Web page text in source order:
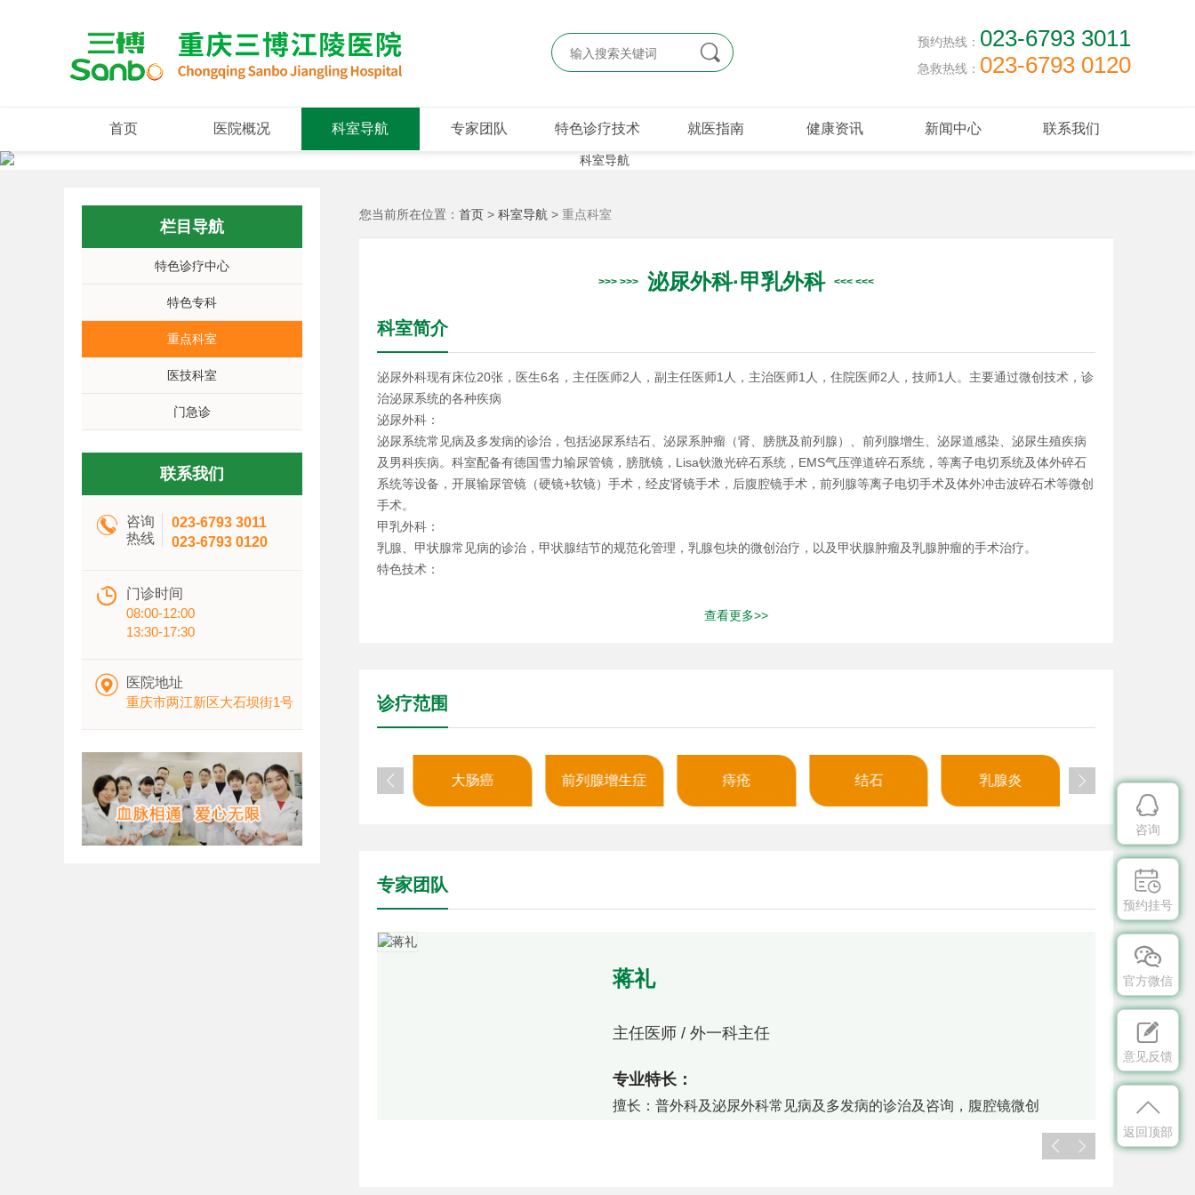
 预约热线： 023-6793 3011
急救热线： 023-6793 0120
首页 医院概况 科室导航 专家团队 特色诊疗技术 就医指南 健康资讯 新闻中心 联系我们
栏目导航
特色诊疗中心
特色专科
重点科室
医技科室
门急诊
联系我们

咨询
热线
023-6793 3011
023-6793 0120

门诊时间
08:00-12:00
13:30-17:30

医院地址
重庆市两江新区大石坝街1号
您当前所在位置： 首页 > 科室导航 > 重点科室
泌尿外科·甲乳外科
科室简介
泌尿外科现有床位20张，医生6名，主任医师2人，副主任医师1人，主治医师1人，住院医师2人，技师1人。主要通过微创技术，诊
治泌尿系统的各种疾病
泌尿外科：
泌尿系统常见病及多发病的诊治，包括泌尿系结石、泌尿系肿瘤（肾、膀胱及前列腺）、前列腺增生、泌尿道感染、泌尿生殖疾病
及男科疾病。科室配备有德国雪力输尿管镜，膀胱镜，Lisa钬激光碎石系统，EMS气压弹道碎石系统，等离子电切系统及体外碎石
系统等设备，开展输尿管镜（硬镜+软镜）手术，经皮肾镜手术，后腹腔镜手术，前列腺等离子电切手术及体外冲击波碎石术等微创
手术。
甲乳外科：
乳腺、甲状腺常见病的诊治，甲状腺结节的规范化管理，乳腺包块的微创治疗，以及甲状腺肿瘤及乳腺肿瘤的手术治疗。
特色技术：
查看更多>>
诊疗范围
原发性胆管结石 大肠癌 前列腺增生症 痔疮 结石 乳腺炎 急性胰腺炎


专家团队
蒋礼
主任医师 / 外一科主任
专业特长：
擅长：普外科及泌尿外科常见病及多发病的诊治及咨询，腹腔镜微创



咨询

预约挂号

官方微信

意见反馈

返回顶部